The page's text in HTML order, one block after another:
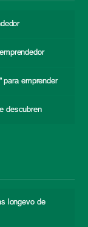
para emprender
descubren
longevo de